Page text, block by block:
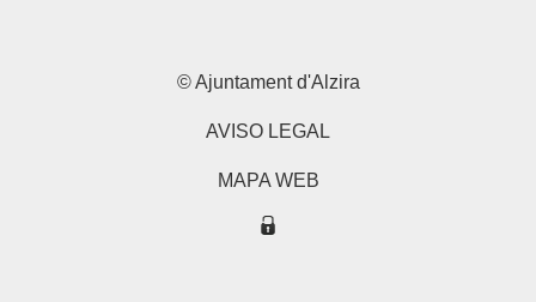
© Ajuntament d'Alzira
AVISO LEGAL
MAPA WEB